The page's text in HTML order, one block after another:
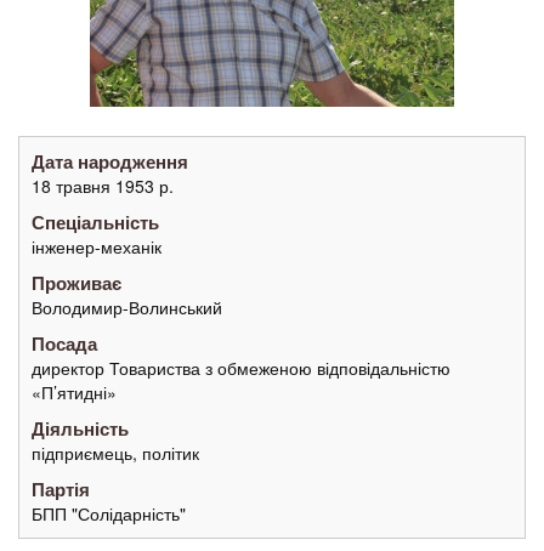
Дата народження
18 травня 1953 р.
Спеціальність
інженер-механік
Проживає
Володимир-Волинський
Посада
директор Товариства з обмеженою відповідальністю
«П’ятидні»
Діяльність
підприємець, політик
Партія
БПП "Солідарність"